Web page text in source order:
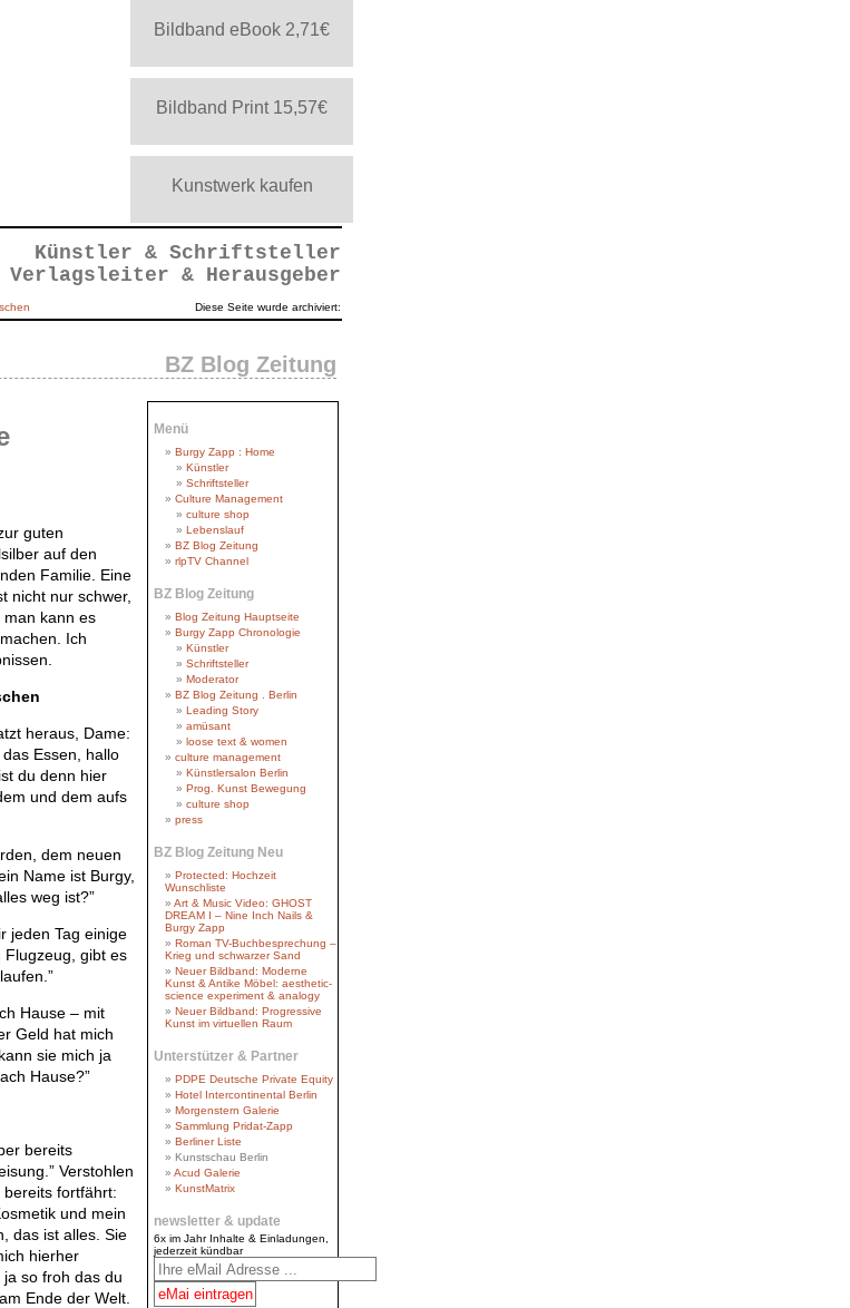
Bildband eBook 2,71€
Bildband Print 15,57€
Kunstwerk kaufen
Künstler & Schriftsteller
Verlagsleiter & Herausgeber
Diese Seite wurde archiviert:
BZ Blog Zeitung
guten
auf den
Familie. Eine
nicht nur schwer,
kann es
Ich
heraus, Dame:
Essen, hallo
du denn hier
und dem aufs
dem neuen
Name ist Burgy,
weg ist?”
jeden Tag einige
gibt es
Hause – mit
Geld hat mich
sie mich ja
Hause?”
bereits
Verstohlen
fortfährt:
und mein
das ist alles. Sie
hierher
so froh das du
Ende der Welt.
Menü
Burgy Zapp : Home
Künstler
Schriftsteller
Culture Management
culture shop
Lebenslauf
BZ Blog Zeitung
rlpTV Channel
BZ Blog Zeitung
Blog Zeitung Hauptseite
Burgy Zapp Chronologie
Künstler
Schriftsteller
Moderator
BZ Blog Zeitung . Berlin
Leading Story
amüsant
loose text & women
culture management
Künstlersalon Berlin
Prog. Kunst Bewegung
culture shop
press
BZ Blog Zeitung Neu
Protected: Hochzeit
Wunschliste
Art & Music Video: GHOST
DREAM I – Nine Inch Nails &
Burgy Zapp
Roman TV-Buchbesprechung –
Krieg und schwarzer Sand
Neuer Bildband: Moderne
Kunst & Antike Möbel: aesthetic-
science experiment & analogy
Neuer Bildband: Progressive
Kunst im virtuellen Raum
Unterstützer & Partner
PDPE Deutsche Private Equity
Hotel Intercontinental Berlin
Morgenstern Galerie
Sammlung Pridat-Zapp
Berliner Liste
Kunstschau Berlin
Acud Galerie
KunstMatrix
newsletter & update
6x im Jahr Inhalte & Einladungen,
jederzeit kündbar